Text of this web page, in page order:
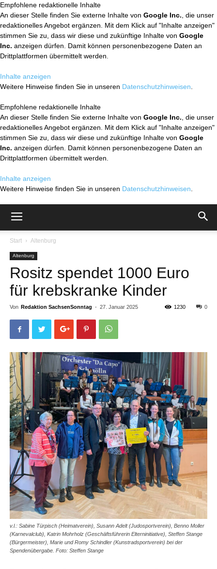
Empfohlene redaktionelle Inhalte
An dieser Stelle finden Sie externe Inhalte von Google Inc. , die unser
redaktionelles Angebot ergänzen. Mit dem Klick auf "Inhalte anzeigen"
stimmen Sie zu, dass wir diese und zukünftige Inhalte von Google
Inc. anzeigen dürfen. Damit können personenbezogene Daten an
Drittplattformen übermittelt werden.
Inhalte anzeigen
Weitere Hinweise finden Sie in unseren Datenschutzhinweisen
Empfohlene redaktionelle Inhalte
An dieser Stelle finden Sie externe Inhalte von Google Inc. , die unser
redaktionelles Angebot ergänzen. Mit dem Klick auf "Inhalte anzeigen"
stimmen Sie zu, dass wir diese und zukünftige Inhalte von Google
Inc. anzeigen dürfen. Damit können personenbezogene Daten an
Drittplattformen übermittelt werden.
Inhalte anzeigen
Weitere Hinweise finden Sie in unseren Datenschutzhinweisen
Start Altenburg
Altenburg
Rositz spendet 1000 Euro
für krebskranke Kinder
Von Redaktion SachsenSonntag - 27. Januar 2025 0
1230
v.l.: Sabine Türpisch (Heimatverein), Susann Adelt (Judosportverein), Benno Moller
(Karnevalclub), Katrin Mohrholz (Geschäftsführerin Elterninitiative), Steffen Stange
(Bürgermeister), Marie und Romy Schindler (Kunstradsportverein) bei der
Spendenübergabe. Foto: Steffen Stange